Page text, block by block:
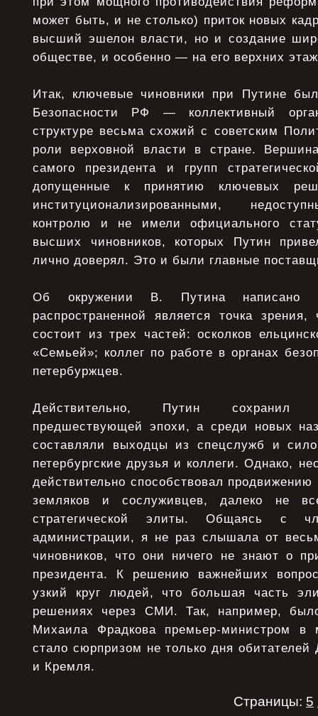
может быть, и не столько) приток новых
высший эшелон власти, но и создание
обществе, и особенно — на его верхних
Итак, ключевые чиновники при Путине
Безопасности РФ — коллективный
структуре весьма схожий с советским
роли верховной власти в стране.
самого президента и групп
допущенные к принятию ключевых
институционализированными,
контролю и не имели официального
высших чиновников, которых Путин
лично доверял. Это и были главные
Об окружении В. Путина написано
распространенной является точка
состоит из трех частей: осколков
«Семьей»; коллег по работе в органах
петербуржцев.
Действительно, Путин сохранил
предшествующей эпохи, а среди новых
составляли выходцы из спецслужб и
петербургские друзья и коллеги. Однако,
действительно способствовал
земляков и сослуживцев, далеко не
стратегической элиты. Общаясь с
администрации, я не раз слышала от
чиновников, что они ничего не знают о
президента. К решению важнейших
узкий круг людей, что большая часть
решениях через СМИ. Так, например,
Михаила Фрадкова премьер-министром в
стало сюрпризом не только дня обитателей
и Кремля.
Страницы: 5